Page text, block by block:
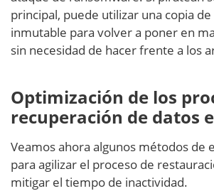
principal, puede utilizar una copia
inmutable para volver a poner en
sin necesidad de hacer frente a los
Optimización de los
recuperación de datos
Veamos ahora algunos métodos de
para agilizar el proceso de
mitigar el tiempo de inactividad.